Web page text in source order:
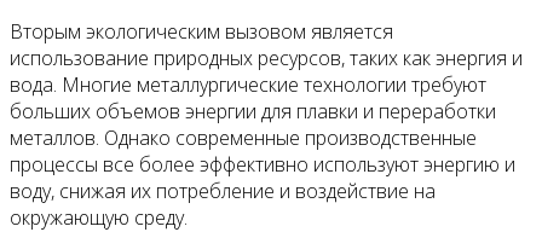
Вторым экологическим вызовом является
использование природных ресурсов, таких как энергия и
вода. Многие металлургические технологии требуют
больших объемов энергии для плавки и переработки
металлов. Однако современные производственные
процессы все более эффективно используют энергию и
воду, снижая их потребление и воздействие на
окружающую среду.